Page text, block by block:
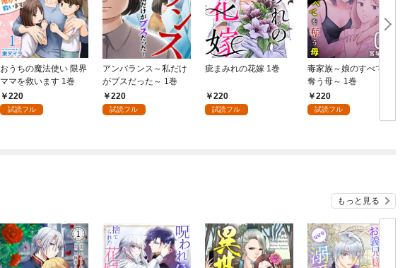
おうちの魔法使い 限界
ママを救います 1巻
220
試読フル
アンバランス～私だけ
がブスだった～ 1巻
220
試読フル
疵まみれの花嫁 1巻
220
試読フル
毒家族～娘のすべてを
奪う母～ 1巻
220
試読フル
もっと見る